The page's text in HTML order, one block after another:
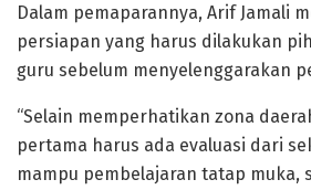
Dalam pemaparannya, Arif Jamali
persiapan yang harus dilakukan
guru sebelum menyelenggarakan
“Selain memperhatikan zona
pertama harus ada evaluasi dari
mampu pembelajaran tatap muka,